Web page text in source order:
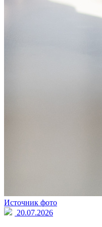
Источник фото
20.07.2026